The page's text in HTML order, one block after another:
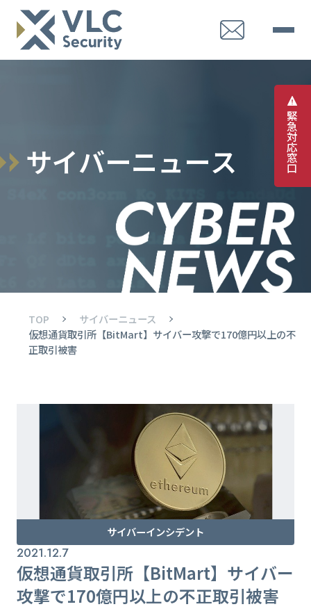
緊
急
対
応
窓
口
サイバーニュース
TOP
サイバーニュース
仮想通貨取引所【BitMart】サイバー攻撃で170億円以上の不
正取引被害
サイバーインシデント
2021.12.7
仮想通貨取引所【BitMart】サイバー
攻撃で170億円以上の不正取引被害